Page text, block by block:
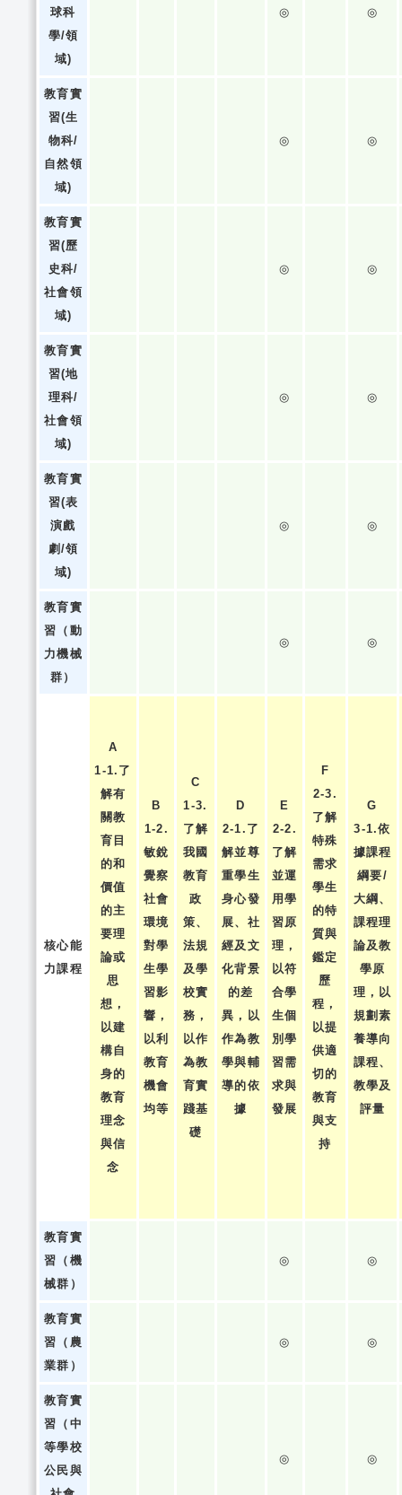
球科
學/領
域)
◎ ◎
教育實
習(生
物科/
自然領
域)
◎ ◎
教育實
習(歷
史科/
社會領
域)
◎ ◎
教育實
習(地
理科/
社會領
域)
◎ ◎
教育實
習(表
演戲
劇/領
域)
◎ ◎
教育實
習（動
力機械
群）
◎ ◎
核心能
力課程
A
1-1.了
解有
關教
育目
的和
價值
的主
要理
論或
思
想，
以建
構自
身的
教育
理念
與信
念
B
1-2.
敏銳
覺察
社會
環境
對學
生學
習影
響，
以利
教育
機會
均等
C
1-3.
了解
我國
教育
政
策、
法規
及學
校實
務，
以作
為教
育實
踐基
礎
D
2-1.了
解並尊
重學生
身心發
展、社
經及文
化背景
的差
異，以
作為教
學與輔
導的依
據
E
2-2.
了解
並運
用學
習原
理，
以符
合學
生個
別學
習需
求與
發展
F
2-3.
了解
特殊
需求
學生
的特
質與
鑑定
歷
程，
以提
供適
切的
教育
與支
持
G
3-1.依
據課程
綱要/
大綱、
課程理
論及教
學原
理，以
規劃素
養導向
課程、
教學及
評量
教育實
習（機
械群）
◎ ◎
教育實
習（農
業群）
◎ ◎
教育實
習（中
等學校
公民與
◎ ◎